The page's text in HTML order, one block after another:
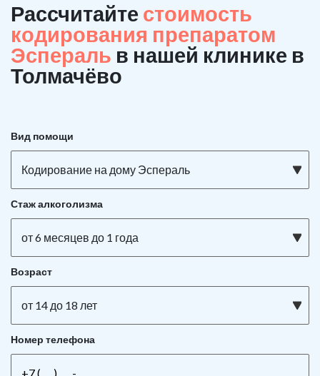
Рассчитайте стоимость
кодирования препаратом
Эспераль в нашей клинике в
Толмачёво
Вид помощи
Кодирование на дому Эспераль
Стаж алкоголизма
от 6 месяцев до 1 года
Возраст
от 14 до 18 лет
Номер телефона